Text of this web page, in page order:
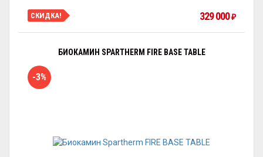
СКИДКА! 329 000₽
БИОКАМИН SPARTHERM FIRE BASE TABLE
-3%